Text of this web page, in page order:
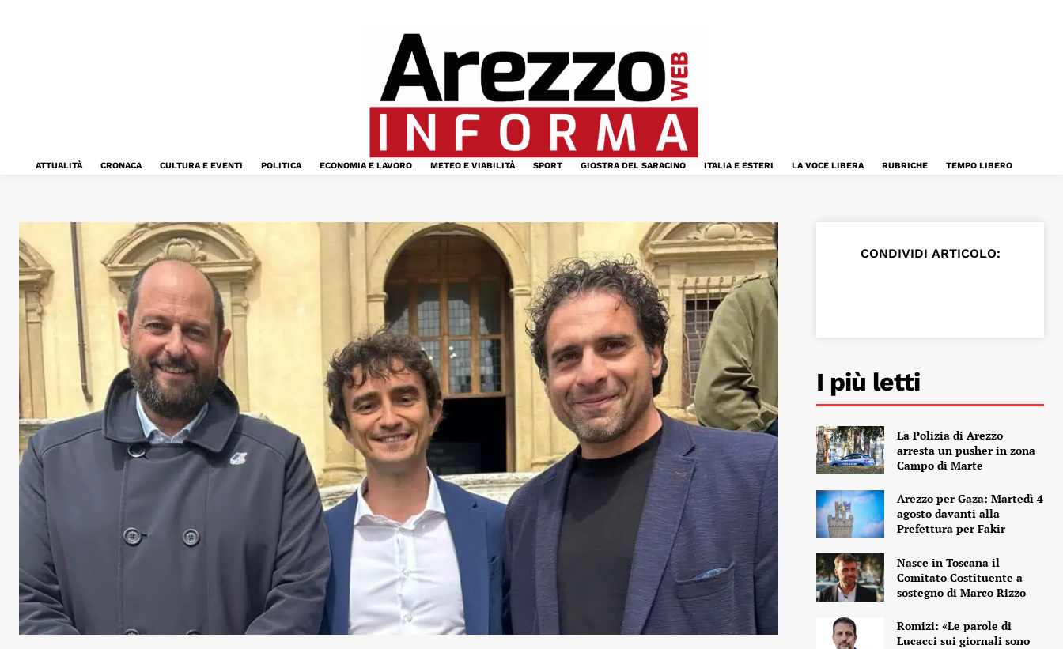
ATTUALITÀ CRONACA CULTURA E EVENTI POLITICA ECONOMIA E LAVORO METEO E VIABILITÀ SPORT GIOSTRA DEL SARACINO ITALIA E ESTERI LA VOCE LIBERA RUBRICHE TEMPO LIBERO
CONDIVIDI ARTICOLO:
I più letti
La Polizia di Arezzo
arresta un pusher in zona
Campo di Marte
Arezzo per Gaza: Martedì 4
agosto davanti alla
Prefettura per Fakir
Nasce in Toscana il
Comitato Costituente a
sostegno di Marco Rizzo
Romizi: «Le parole di
Lucacci sui giornali sono